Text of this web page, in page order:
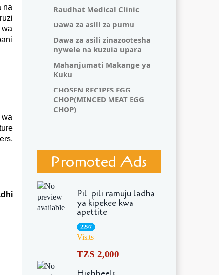
na
wa
Raudhat Medical Clinic
Dawa za asili za pumu
Dawa za asili zinazootesha
nywele na kuzuia upara
Mahanjumati Makange ya
Kuku
CHOSEN RECIPES EGG
CHOP(MINCED MEAT EGG
CHOP)
Promoted Ads
Pili pili ramuju ladha
ya kipekee kwa
apettite
2297
Visits
TZS 2,000